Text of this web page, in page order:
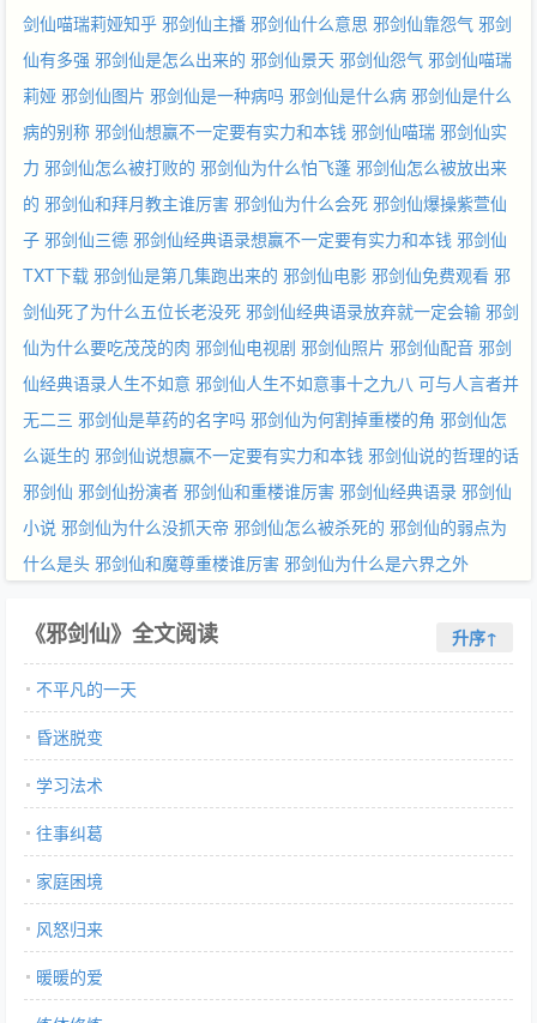
剑仙喵瑞莉娅知乎 邪剑仙主播 邪剑仙什么意思 邪剑仙靠怨气 邪剑
仙有多强 邪剑仙是怎么出来的 邪剑仙景天 邪剑仙怨气 邪剑仙喵瑞
莉娅 邪剑仙图片 邪剑仙是一种病吗 邪剑仙是什么病 邪剑仙是什么
病的别称 邪剑仙想赢不一定要有实力和本钱 邪剑仙喵瑞 邪剑仙实
力 邪剑仙怎么被打败的 邪剑仙为什么怕飞蓬 邪剑仙怎么被放出来
的 邪剑仙和拜月教主谁厉害 邪剑仙为什么会死 邪剑仙爆操紫萱仙
子 邪剑仙三德 邪剑仙经典语录想赢不一定要有实力和本钱 邪剑仙
TXT下载 邪剑仙是第几集跑出来的 邪剑仙电影 邪剑仙免费观看 邪
剑仙死了为什么五位长老没死 邪剑仙经典语录放弃就一定会输 邪剑
仙为什么要吃茂茂的肉 邪剑仙电视剧 邪剑仙照片 邪剑仙配音 邪剑
仙经典语录人生不如意 邪剑仙人生不如意事十之九八 可与人言者并
无二三 邪剑仙是草药的名字吗 邪剑仙为何割掉重楼的角 邪剑仙怎
么诞生的 邪剑仙说想赢不一定要有实力和本钱 邪剑仙说的哲理的话
邪剑仙 邪剑仙扮演者 邪剑仙和重楼谁厉害 邪剑仙经典语录 邪剑仙
小说 邪剑仙为什么没抓天帝 邪剑仙怎么被杀死的 邪剑仙的弱点为
什么是头 邪剑仙和魔尊重楼谁厉害 邪剑仙为什么是六界之外
《邪剑仙》全文阅读 升序↑
不平凡的一天
昏迷脱变
学习法术
往事纠葛
家庭困境
风怒归来
暖暖的爱